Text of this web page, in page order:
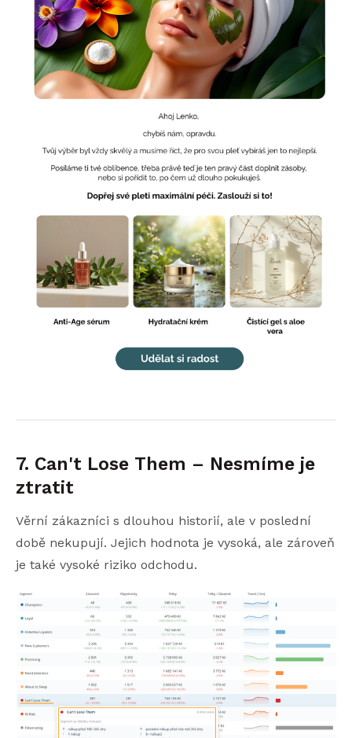
7. Can't Lose Them – Nesmíme je
ztratit
Věrní zákazníci s dlouhou historií, ale v poslední
době nekupují. Jejich hodnota je vysoká, ale zároveň
je také vysoké riziko odchodu.